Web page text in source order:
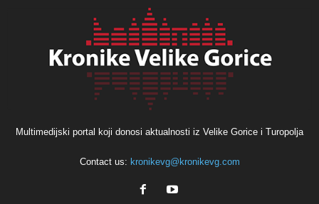
Multimedijski portal koji donosi aktualnosti iz Velike Gorice i Turopolja
Contact us: kronikevg@kronikevg.com